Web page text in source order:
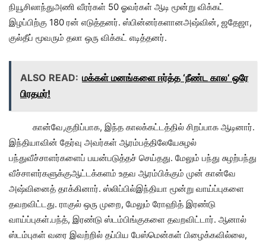
நியூசிலாந்துஅணி வீரர்கள் 50 ஓவர்கள் ஆடி மூன்று விக்கட்
இழப்பிற்கு 180 ரன் எடுத்தனர். ஸ்பின்னர்களானஅஷ்வின், ஜதேஜா,
குல்தீப் மூவரும் தலா ஒரு விக்கட் எடித்தனர்.
ALSO READ: மக்கள் மனங்களை ஈர்த்த ‘நீண்ட கால’ ஒரே
பிரதமர்!
கான்வே,குறிப்பாக, இந்த காலக்கட்டத்தில் சிறப்பாக ஆடினார்.
இந்தியாவின் தேர்வு அவர்கள் ஆரம்பத்திலேயேசுழல்
பந்துவீச்சாளர்களைப் பயன்படுத்தச் செய்தது. மேலும் பந்து சுழற்பந்து
வீச்சாளர்களுக்குஆட்டக்களம் உதவ ஆரம்பிக்கும் முன் கான்வே
அஷ்வினைத் தாக்கினார். ஸ்லிப்பில்இந்தியா மூன்று வாய்ப்புகளை
தவறவிட்டது. ராகுல் ஒரு முறை, மேலும் ரோஹித் இரண்டு
வாய்ப்புகள்.பந்த், இரண்டு ஸ்டம்பிங்குகளை தவறவிட்டார். ஆனால்
ஸ்டம்புகள் வரை இவற்றில் தப்பிய பேஸ்மென்கள் பிழைக்கவில்லை,